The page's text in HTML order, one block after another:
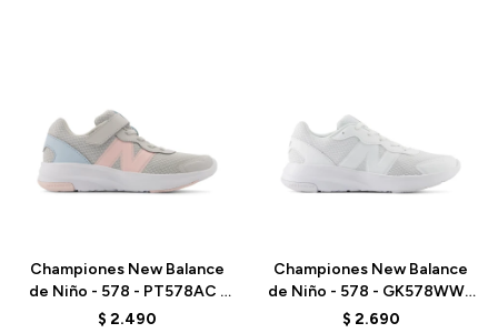
Championes New Balance
de Niño - 578 - PT578AC -
GREY
$ 2.490
Championes New Balance
de Niño - 578 - GK578WW -
ELD
$ 2.690